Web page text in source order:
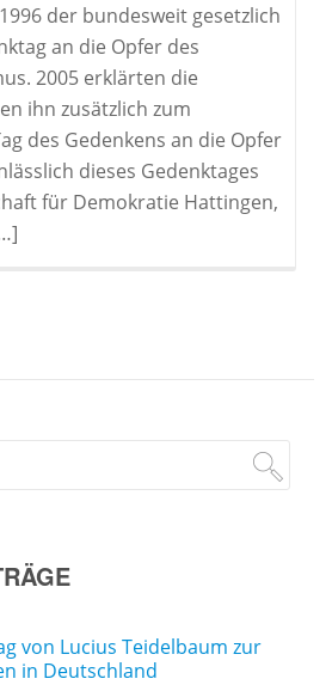
der bundesweit gesetzlich
an die Opfer des
2005 erklärten die
ihn zusätzlich zum
des Gedenkens an die Opfer
dieses Gedenktages
für Demokratie Hattingen,
von Lucius Teidelbaum zur
in Deutschland